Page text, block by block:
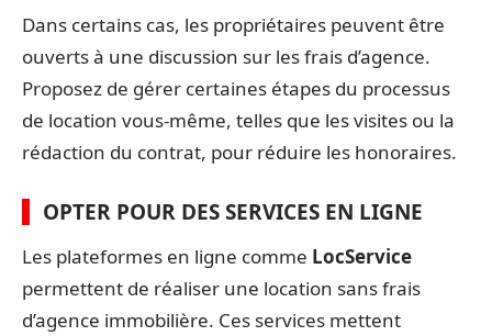
Dans certains cas, les propriétaires peuvent être
ouverts à une discussion sur les frais d’agence.
Proposez de gérer certaines étapes du processus
de location vous-même, telles que les visites ou la
rédaction du contrat, pour réduire les honoraires.
OPTER POUR DES SERVICES EN LIGNE
Les plateformes en ligne comme LocService
permettent de réaliser une location sans frais
d’agence immobilière. Ces services mettent